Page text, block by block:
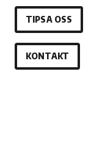
TIPSA OSS
KONTAKT